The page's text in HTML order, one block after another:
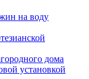
на воду
дома
установкой